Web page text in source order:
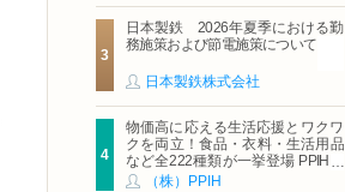
日本製鉄 2026年夏季における勤
務施策および節電施策について
日本製鉄株式会社
物価高に応える生活応援とワクワ
クを両立！食品・衣料・生活用品
など全222種類が一挙登場 PPIHグ
ループ「夏福袋」＆セール 8月6日
（株）PPIH